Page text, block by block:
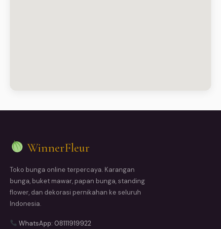
WinnerFleur
Toko bunga online terpercaya. Karangan
bunga, buket mawar, papan bunga, standing
flower, dan dekorasi pernikahan ke seluruh
Indonesia.
WhatsApp: 08111919922